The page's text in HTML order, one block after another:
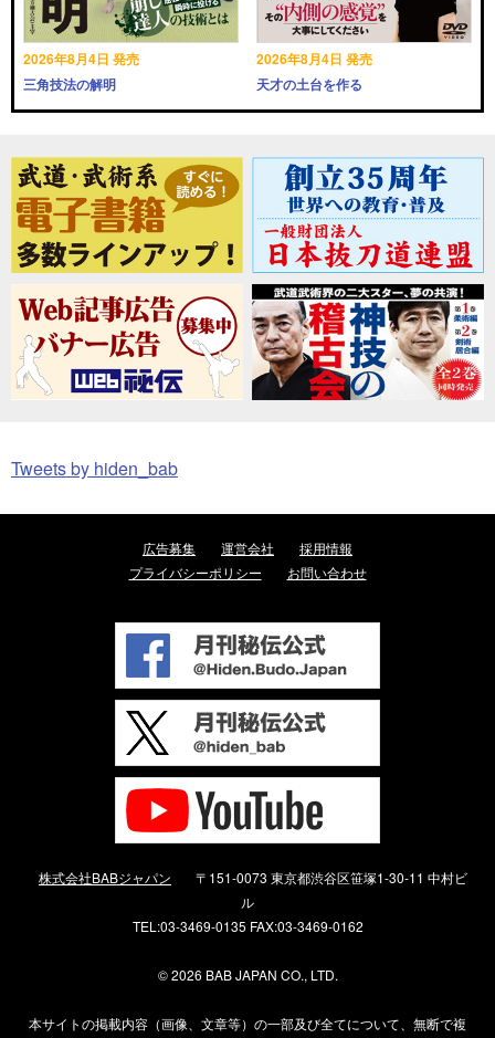
2026年8月4日 発売
三角技法の解明
2026年8月4日 発売
天才の土台を作る
Tweets by hiden_bab
広告募集 運営会社
採用情報
プライバシーポリシー
お問い合わせ
株式会社BABジャパン
〒151-0073 東京都渋谷区笹塚1-30-11 中村ビ
ル
TEL:03-3469-0135 FAX:03-3469-0162
©2026 BAB JAPAN CO., LTD.
本サイトの掲載内容（画像、文章等）の一部及び全てについて、無断で複